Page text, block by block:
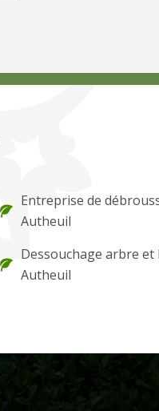
Entreprise de
Autheuil
Dessouchage arbre et
Autheuil